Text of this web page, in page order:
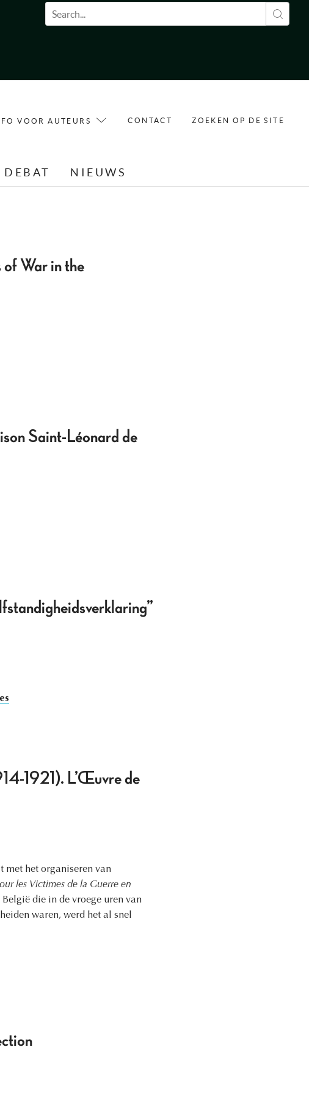
Zoekveld
VOOR AUTEURS CONTACT ZOEKEN OP DE SITE
DEBAT NIEUWS
of War in the
Saint-Léonard de
1921). L’Œuvre de
met het organiseren van
les Victimes de la Guerre en
die in de vroege uren van
waren, werd het al snel